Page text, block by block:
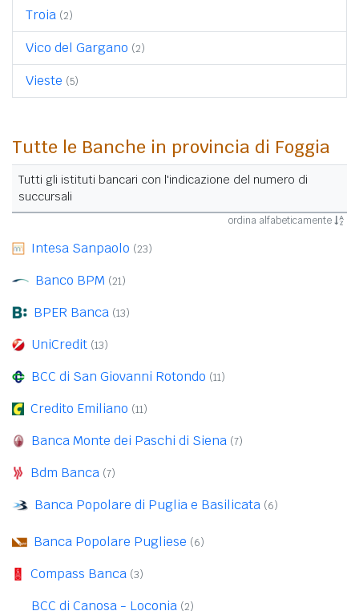
Troia (2)
Vico del Gargano (2)
Vieste (5)
Tutte le Banche in provincia di Foggia
Tutti gli istituti bancari con l'indicazione del numero di
succursali
ordina alfabeticamente
Intesa Sanpaolo (23)
Banco BPM (21)
BPER Banca (13)
UniCredit (13)
BCC di San Giovanni Rotondo (11)
Credito Emiliano (11)
Banca Monte dei Paschi di Siena (7)
Bdm Banca (7)
Banca Popolare di Puglia e Basilicata (6)
Banca Popolare Pugliese (6)
Compass Banca (3)
BCC di Canosa - Loconia (2)